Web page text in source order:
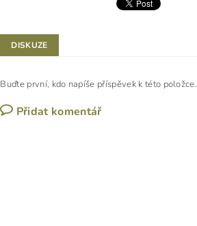
DISKUZE
Buďte první, kdo napíše příspěvek k této položce.
Přidat komentář